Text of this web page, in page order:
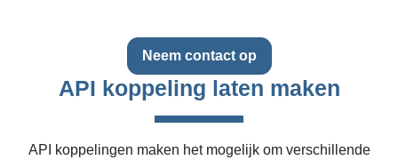
Neem contact op
API koppeling laten maken
API koppelingen maken het mogelijk om verschillende